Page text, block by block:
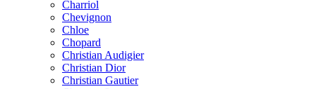
Charriol
Chevignon
Chloe
Chopard
Christian Audigier
Christian Dior
Christian Gautier